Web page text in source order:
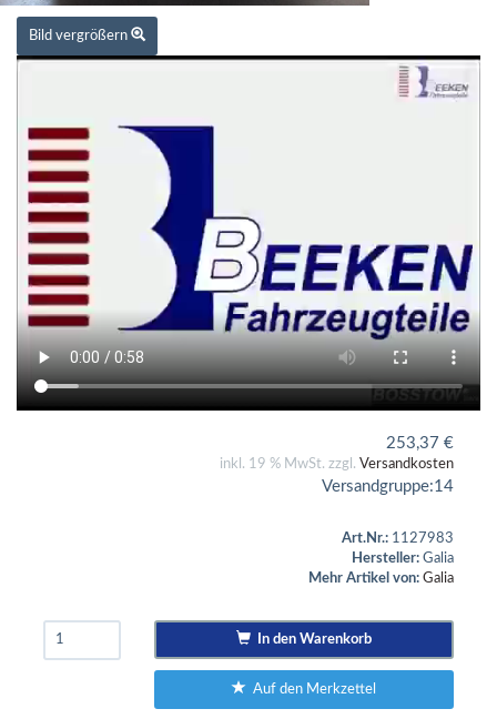
Bild vergrößern
253,37 €
inkl. 19 % MwSt. zzgl. Versandkosten
Versandgruppe:14
Art.Nr.: 1127983
Hersteller: Galia
Mehr Artikel von: Galia
In den Warenkorb
Auf den Merkzettel